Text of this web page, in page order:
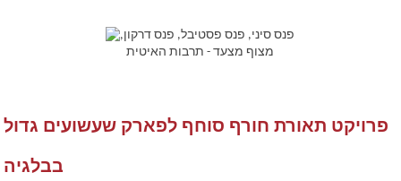
פרויקט תאורת חורף סוחף לפארק שעשועים גדול
בבלגיה